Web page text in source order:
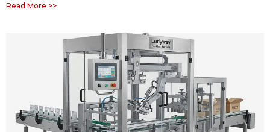
Read More >>